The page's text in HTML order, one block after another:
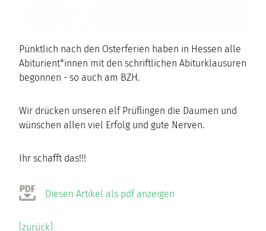
Pünktlich nach den Osterferien haben in Hessen alle
Abiturient*innen mit den schriftlichen Abiturklausuren
begonnen - so auch am BZH.
Wir drücken unseren elf Prüflingen die Daumen und
wünschen allen viel Erfolg und gute Nerven.
Ihr schafft das!!!
Diesen Artikel als pdf anzeigen
[zurück]